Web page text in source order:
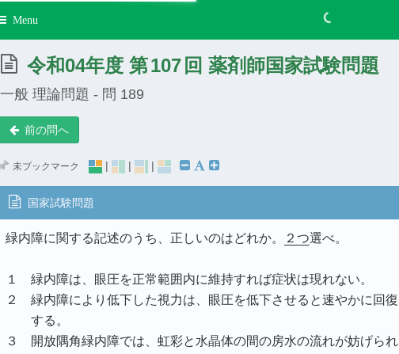
Toggle
Menu
令和04年度 第107 回 薬剤師国家試験問題
一般 理論問題 - 問 189
前の問へ
未ブックマーク | | |
国家試験問題
緑内障に関する記述のうち、正しいのはどれか。 ２つ選べ。
１ 緑内障は、眼圧を正常範囲内に維持すれば症状は現れない。
２ 緑内障により低下した視力は、眼圧を低下させると速やかに回復
する。
３ 開放隅角緑内障では、虹彩と水晶体の間の房水の流れが妨げられ